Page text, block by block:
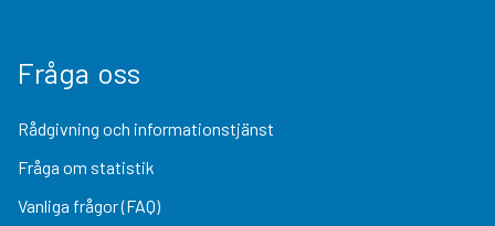
Fråga oss
Rådgivning och informationstjänst
Fråga om statistik
Vanliga frågor (FAQ)